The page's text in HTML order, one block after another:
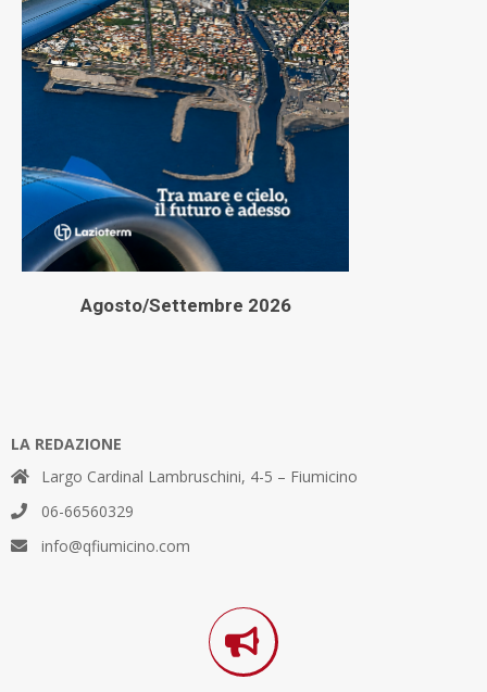
Agosto/Settembre 2026
LA REDAZIONE
Largo Cardinal Lambruschini, 4-5 – Fiumicino
06-66560329
info@qfiumicino.com